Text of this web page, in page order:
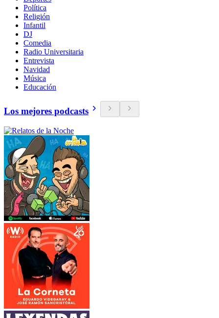
Política
Religión
Infantil
DJ
Comedia
Radio Universitaria
Entrevista
Navidad
Música
Educación
Los mejores podcasts